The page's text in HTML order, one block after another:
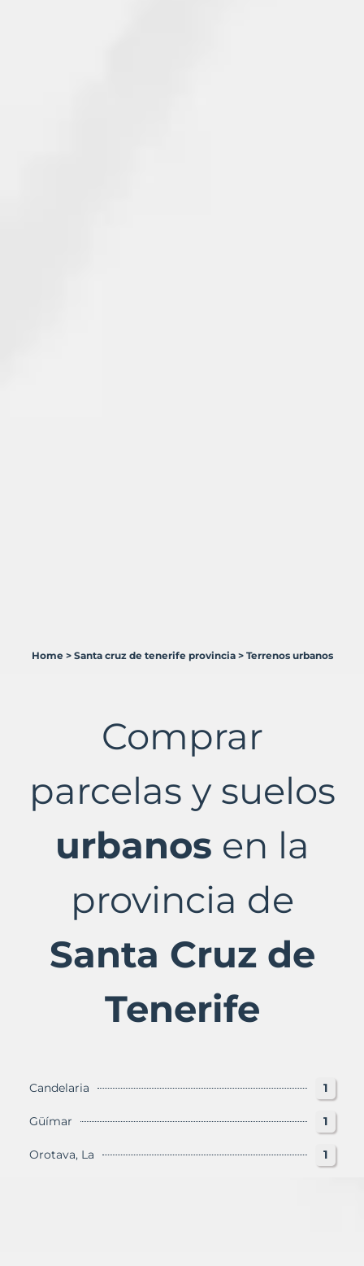
Tenerife
Provincia
con
Home > Santa cruz de tenerife provincia > Terrenos urbanos
Comprar
parcelas y suelos
urbanos en la
provincia de
Santa Cruz de
Tenerife
Candelaria 1
Güímar 1
Orotava, La 1